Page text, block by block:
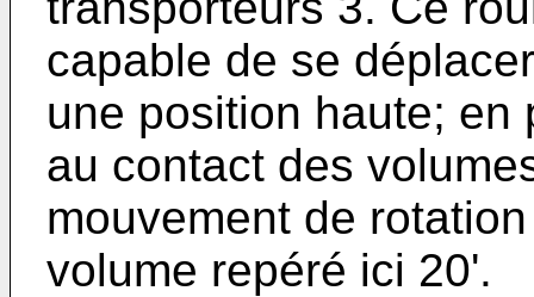
capable de se
une position haute; en
au contact des
mouvement de
volume repéré ici 20'.